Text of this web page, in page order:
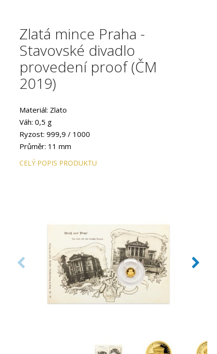
Zlatá mince Praha -
Stavovské divadlo
provedení proof (ČM
2019)
Materiál: Zlato
Váh: 0,5 g
Ryzost: 999,9 / 1000
Průměr: 11 mm
Provedení: PROOF
Číslovaná emise: Ne
Certifikát: Ne
Balení kapsle: Ano
Emitent: Niue
Nominální hodnota: 5 NZD
CELÝ POPIS PRODUKTU